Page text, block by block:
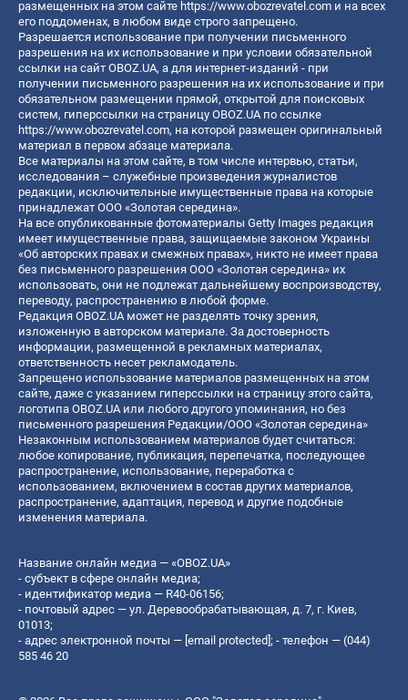
размещенных на этом сайте https://www.obozrevatel.com и на всех
его поддоменах, в любом виде строго запрещено.
Разрешается использование при получении письменного
разрешения на их использование и при условии обязательной
ссылки на сайт OBOZ.UA, а для интернет-изданий - при
получении письменного разрешения на их использование и при
обязательном размещении прямой, открытой для поисковых
систем, гиперссылки на страницу OBOZ.UA по ссылке
https://www.obozrevatel.com, на которой размещен оригинальный
материал в первом абзаце материала.
Все материалы на этом сайте, в том числе интервью, статьи,
исследования – служебные произведения журналистов
редакции, исключительные имущественные права на которые
принадлежат ООО «Золотая середина».
На все опубликованные фотоматериалы Getty Images редакция
имеет имущественные права, защищаемые законом Украины
«Об авторских правах и смежных правах», никто не имеет права
без письменного разрешения ООО «Золотая середина» их
использовать, они не подлежат дальнейшему воспроизводству,
переводу, распространению в любой форме.
Редакция OBOZ.UA может не разделять точку зрения,
изложенную в авторском материале. За достоверность
информации, размещенной в рекламных материалах,
ответственность несет рекламодатель.
Запрещено использование материалов размещенных на этом
сайте, даже с указанием гиперссылки на страницу этого сайта,
логотипа OBOZ.UA или любого другого упоминания, но без
письменного разрешения Редакции/ООО «Золотая середина»
Незаконным использованием материалов будет считаться:
любое копирование, публикация, перепечатка, последующее
распространение, использование, переработка с
использованием, включением в состав других материалов,
распространение, адаптация, перевод и другие подобные
изменения материала.
Название онлайн медиа — «OBOZ.UA»
- субъект в сфере онлайн медиа;
- идентификатор медиа — R40-06156;
- почтовый адрес — ул. Деревообрабатывающая, д. 7, г. Киев,
01013;
- адрес электронной почты — [email protected]; - телефон — (044)
585 46 20